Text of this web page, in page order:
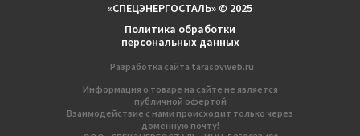
Информация о товаре на сайте не является
публичной офертой
Взаимодействие с нами происходит только через
доменную почту!
Разработка сайтa tarasovweb.ru
Политика обработки
персональных данных
«СПЕЦЭНЕРГОСТАЛЬ» © 2025